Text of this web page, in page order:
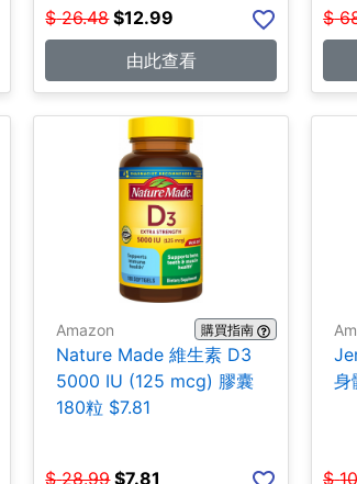
$ 26.48 $12.99
由此查看
$
Amazon 購買指南
Nature Made 維生素 D3
5000 IU (125 mcg) 膠囊
180粒 $7.81
$ 28.99 $7.81
身
$